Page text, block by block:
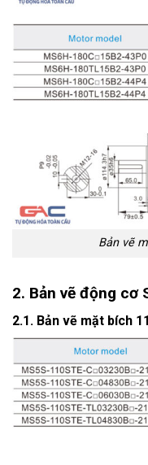
Bản vẽ
2. Bản vẽ động cơ
2.1. Bản vẽ mặt bích